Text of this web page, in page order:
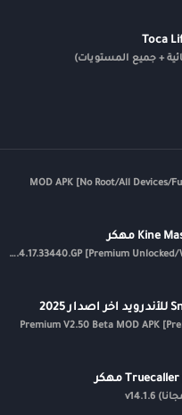
APK v7.4.17.33440.GP [Premium
Premium V2.50 Beta MOD APK